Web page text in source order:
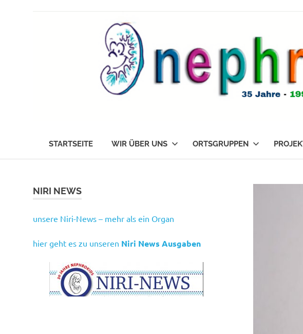
nephrokids
Nordrhein-
Westafalen
STARTSEITE WIR ÜBER UNS ORTSGRUPPEN
NIRI NEWS
unsere Niri-News – mehr als ein Organ
hier geht es zu unseren Niri News Ausgaben